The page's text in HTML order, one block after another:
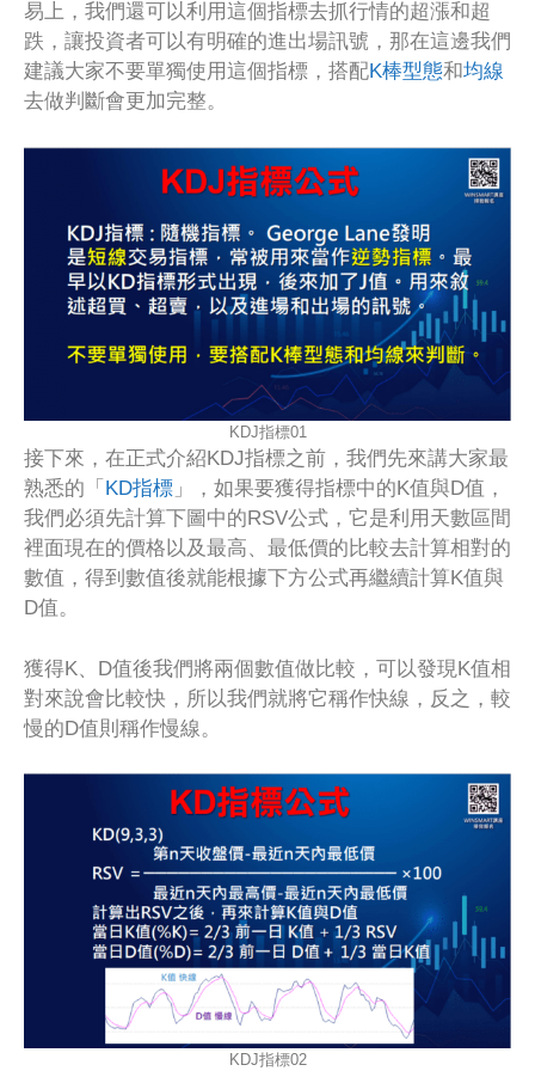
易上，我們還可以利用這個指標去抓行情的超漲和超
跌，讓投資者可以有明確的進出場訊號，那在這邊我們
建議大家不要單獨使用這個指標，搭配K棒型態和均線
去做判斷會更加完整。
KDJ指標01
接下來，在正式介紹KDJ指標之前，我們先來講大家最
熟悉的「 KD指標 」，如果要獲得指標中的K值與D值，
我們必須先計算下圖中的RSV公式，它是利用天數區間
裡面現在的價格以及最高、最低價的比較去計算相對的
數值，得到數值後就能根據下方公式再繼續計算K值與
D值。
獲得K、D值後我們將兩個數值做比較，可以發現K值相
對來說會比較快，所以我們就將它稱作快線，反之，較
慢的D值則稱作慢線。
KDJ指標02